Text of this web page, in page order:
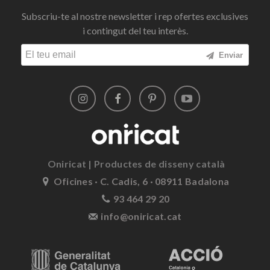
Subscriu-te al nostre newsletter i rep ofertes exclusives
i contingut del teu interès.
Enviar
Oniricat | Productes de disseny català
Oficines · C. Cadis, 6 · 08911 Badalona
93 464 29 20
info@oniricat.cat